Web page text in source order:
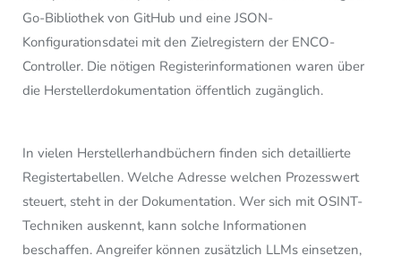
Go-Bibliothek von GitHub und eine JSON-
Konfigurationsdatei mit den Zielregistern der ENCO-
Controller. Die nötigen Registerinformationen waren über
die Herstellerdokumentation öffentlich zugänglich.
In vielen Herstellerhandbüchern finden sich detaillierte
Registertabellen. Welche Adresse welchen Prozesswert
steuert, steht in der Dokumentation. Wer sich mit OSINT-
Techniken auskennt, kann solche Informationen
beschaffen. Angreifer können zusätzlich LLMs einsetzen,